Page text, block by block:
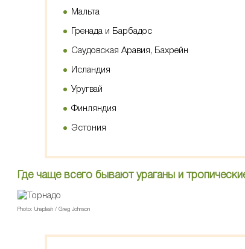
Мальта
Гренада и Барбадос
Саудовская Аравия, Бахрейн
Исландия
Уругвай
Финляндия
Эстония
Где чаще всего бывают ураганы и
Photo: Unsplash / Greg Johnson